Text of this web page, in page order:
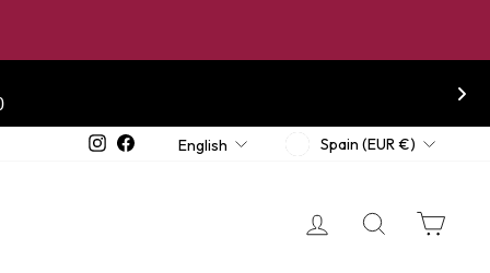
InstagramFacebookLANGUAGE
English CURRENCY
Spain (EUR €)
LOG INSEARCH